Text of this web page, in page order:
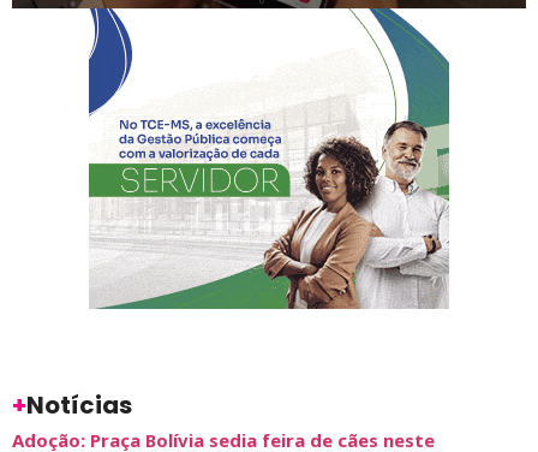
+Notícias
Adoção: Praça Bolívia sedia feira de cães neste